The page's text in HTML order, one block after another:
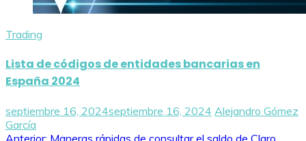
Trading
Lista de códigos de entidades bancarias en
España 2024
septiembre 16, 2024septiembre 16, 2024 Alejandro Gómez
García